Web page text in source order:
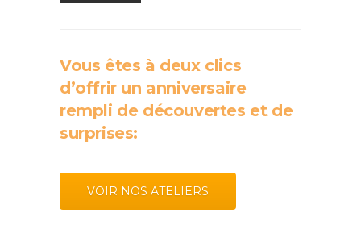
Vous êtes à deux clics
d’offrir un anniversaire
rempli de découvertes et de
surprises:
VOIR NOS ATELIERS